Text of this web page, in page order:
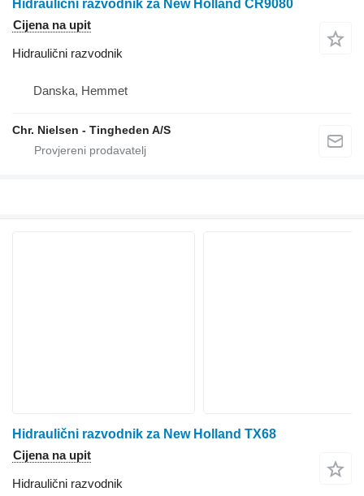
Hidraulični razvodnik za New Holland CR9080
Cijena na upit
Hidraulični razvodnik
Danska, Hemmet
Chr. Nielsen - Tingheden A/S
Hidraulični razvodnik za New Holland TX68
Cijena na upit
Hidraulični razvodnik